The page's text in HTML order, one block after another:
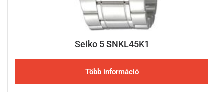
Seiko 5 SNKL45K1
Több információ